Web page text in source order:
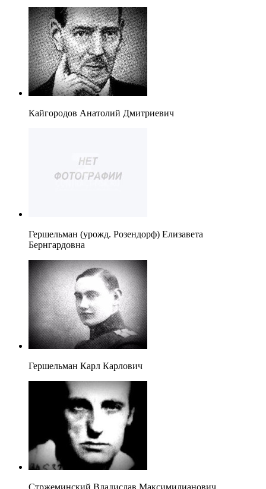
Кайгородов Анатолий Дмитриевич
Гершельман (урожд. Розендорф) Елизавета
Бернгардовна
Гершельман Карл Карлович